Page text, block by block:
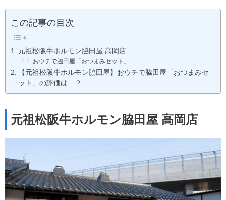
この記事の目次
元祖松阪牛ホルモン脇田屋 高岡店
おウチで脇田屋「おつまみセット」
【元祖松阪牛ホルモン脇田屋】おウチで脇田屋「おつまみセ
ット」の評価は…？
元祖松阪牛ホルモン脇田屋 高岡店